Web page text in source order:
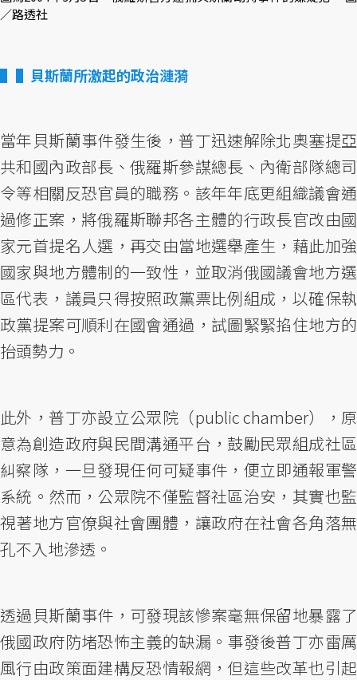
／路透社
▌貝斯蘭所激起的政治漣漪
當年貝斯蘭事件發生後，普丁迅速解除北奧塞提亞
共和國內政部長、俄羅斯參謀總長、內衛部隊總司
令等相關反恐官員的職務。該年年底更組織議會通
過修正案，將俄羅斯聯邦各主體的行政長官改由國
家元首提名人選，再交由當地選舉產生，藉此加強
國家與地方體制的一致性，並取消俄國議會地方選
區代表，議員只得按照政黨票比例組成，以確保執
政黨提案可順利在國會通過，試圖緊緊掐住地方的
抬頭勢力。
此外，普丁亦設立公眾院（public chamber），原
意為創造政府與民間溝通平台，鼓勵民眾組成社區
糾察隊，一旦發現任何可疑事件，便立即通報軍警
系統。然而，公眾院不僅監督社區治安，其實也監
視著地方官僚與社會團體，讓政府在社會各角落無
孔不入地滲透。
透過貝斯蘭事件，可發現該慘案毫無保留地暴露了
俄國政府防堵恐怖主義的缺漏。事發後普丁亦雷厲
風行由政策面建構反恐情報網，但這些改革也引起